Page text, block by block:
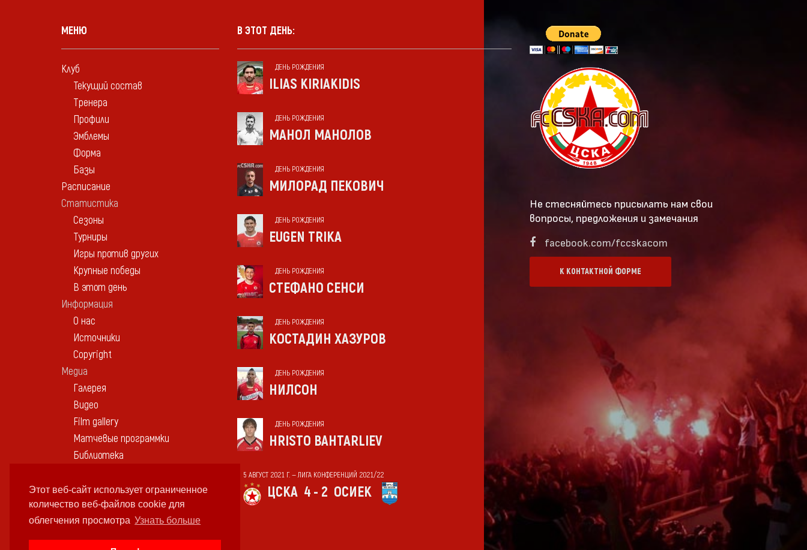
Этот веб-сайт использует ограниченное
количество веб-файлов cookie для
облегчения просмотра Узнать больше
МЕНЮ
Клуб
Текущий состав
Тренера
Профили
Эмблемы
Форма
Базы
Расписание
Статистика
Сезоны
Турниры
Игры против других
Крупные победы
В этот день
Информация
О нас
Источники
Copyright
Медиа
Галерея
Видео
Film gallery
Матчевые программки
Библиотека
Контакт
В ЭТОТ ДЕНЬ:
ДЕНЬ РОЖДЕНИЯ
ILIAS KIRIAKIDIS
ДЕНЬ РОЖДЕНИЯ
МАНОЛ МАНОЛОВ
ДЕНЬ РОЖДЕНИЯ
МИЛОРАД ПЕКОВИЧ
ДЕНЬ РОЖДЕНИЯ
EUGEN TRIKA
ДЕНЬ РОЖДЕНИЯ
СТЕФАНО СЕНСИ
ДЕНЬ РОЖДЕНИЯ
КОСТАДИН ХАЗУРОВ
ДЕНЬ РОЖДЕНИЯ
НИЛСОН
ДЕНЬ РОЖДЕНИЯ
HRISTO BAHTARLIEV
5 АВГУСТ 2021 Г. — ЛИГА КОНФЕРЕНЦИЙ 2021/22
ЦСКА 4 - 2 ОСИЕК
Не стесняйтесь присылать нам свои
вопросы, предложения и замечания
facebook.com/fccskacom
К КОНТАКТНОЙ ФОРМЕ